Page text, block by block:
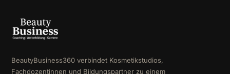
BeautyBusiness360 verbindet Kosmetikstudios,
Fachdozentinnen und Bildungspartner zu einem